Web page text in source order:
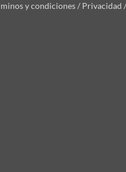
y condiciones /